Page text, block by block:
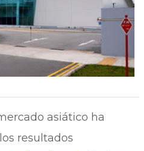
asiático ha
resultados